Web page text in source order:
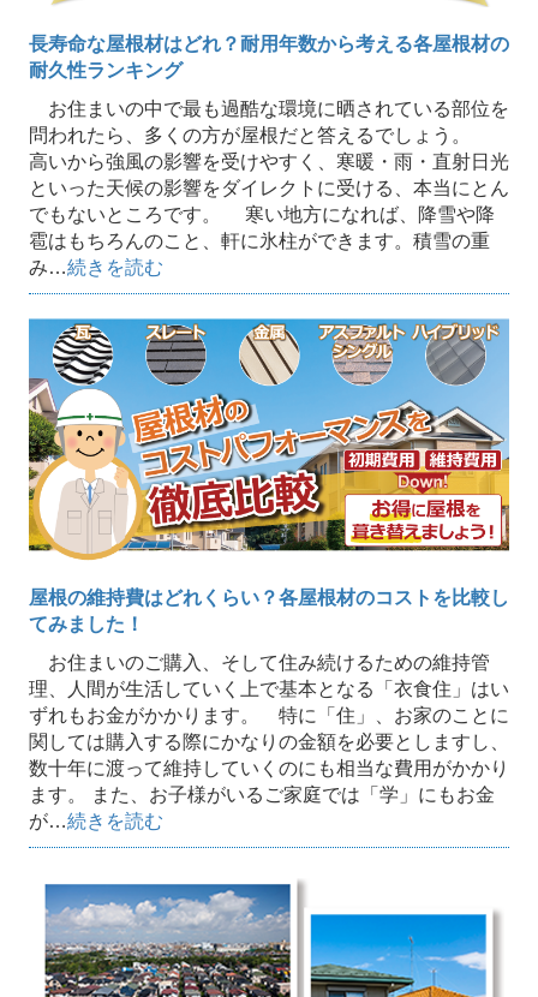
長寿命な屋根材はどれ？耐用年数から考える各屋根材の
耐久性ランキング
お住まいの中で最も過酷な環境に晒されている部位を
問われたら、多くの方が屋根だと答えるでしょう。
高いから強風の影響を受けやすく、寒暖・雨・直射日光
といった天候の影響をダイレクトに受ける、本当にとん
でもないところです。 寒い地方になれば、降雪や降
雹はもちろんのこと、軒に氷柱ができます。積雪の重
み…続きを読む
屋根の維持費はどれくらい？各屋根材のコストを比較し
てみました！
お住まいのご購入、そして住み続けるための維持管
理、人間が生活していく上で基本となる「衣食住」はい
ずれもお金がかかります。 特に「住」、お家のことに
関しては購入する際にかなりの金額を必要としますし、
数十年に渡って維持していくのにも相当な費用がかかり
ます。 また、お子様がいるご家庭では「学」にもお金
が…続きを読む